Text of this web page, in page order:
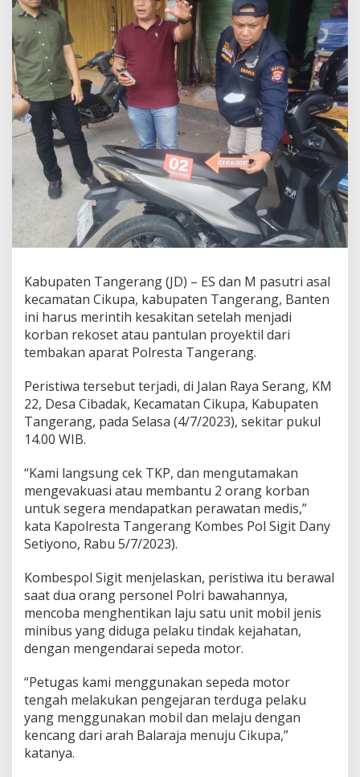
P
a
u
t
r
i
d
C
i
k
u
p
a
K
e
a
P
e
l
u
r
y
a
s
Kabupaten Tangerang (JD) – ES dan M pasutri asal
kecamatan Cikupa, kabupaten Tangerang, Banten
ini harus merintih kesakitan setelah menjadi
korban rekoset atau pantulan proyektil dari
tembakan aparat Polresta Tangerang.
Peristiwa tersebut terjadi, di Jalan Raya Serang, KM
22, Desa Cibadak, Kecamatan Cikupa, Kabupaten
Tangerang, pada Selasa (4/7/2023), sekitar pukul
14.00 WIB.
“Kami langsung cek TKP, dan mengutamakan
mengevakuasi atau membantu 2 orang korban
untuk segera mendapatkan perawatan medis,”
kata Kapolresta Tangerang Kombes Pol Sigit Dany
Setiyono, Rabu 5/7/2023).
Kombespol Sigit menjelaskan, peristiwa itu berawal
saat dua orang personel Polri bawahannya,
mencoba menghentikan laju satu unit mobil jenis
minibus yang diduga pelaku tindak kejahatan,
dengan mengendarai sepeda motor.
“Petugas kami menggunakan sepeda motor
tengah melakukan pengejaran terduga pelaku
yang menggunakan mobil dan melaju dengan
kencang dari arah Balaraja menuju Cikupa,”
katanya.